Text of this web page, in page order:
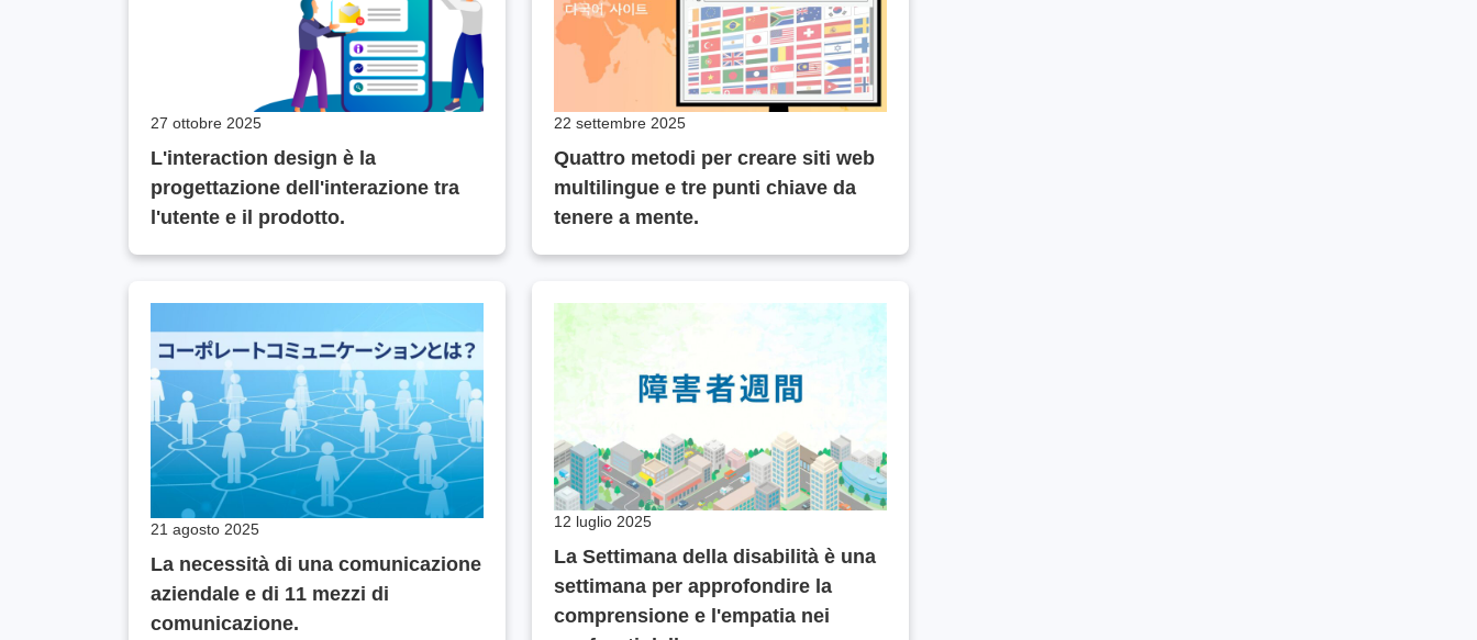
27 ottobre 2025
L'interaction design è la
progettazione dell'interazione tra
l'utente e il prodotto.
22 settembre 2025
Quattro metodi per creare siti web
multilingue e tre punti chiave da
tenere a mente.
21 agosto 2025
La necessità di una comunicazione
aziendale e di 11 mezzi di
comunicazione.
12 luglio 2025
La Settimana della disabilità è una
settimana per approfondire la
comprensione e l'empatia nei